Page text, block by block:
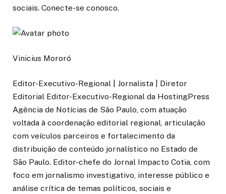
sociais. Conecte-se conosco.
Vinicius Mororó
Editor-Executivo-Regional | Jornalista | Diretor
Editorial Editor-Executivo-Regional da HostingPress
Agência de Notícias de São Paulo, com atuação
voltada à coordenação editorial regional, articulação
com veículos parceiros e fortalecimento da
distribuição de conteúdo jornalístico no Estado de
São Paulo. Editor-chefe do Jornal Impacto Cotia, com
foco em jornalismo investigativo, interesse público e
análise crítica de temas políticos, sociais e